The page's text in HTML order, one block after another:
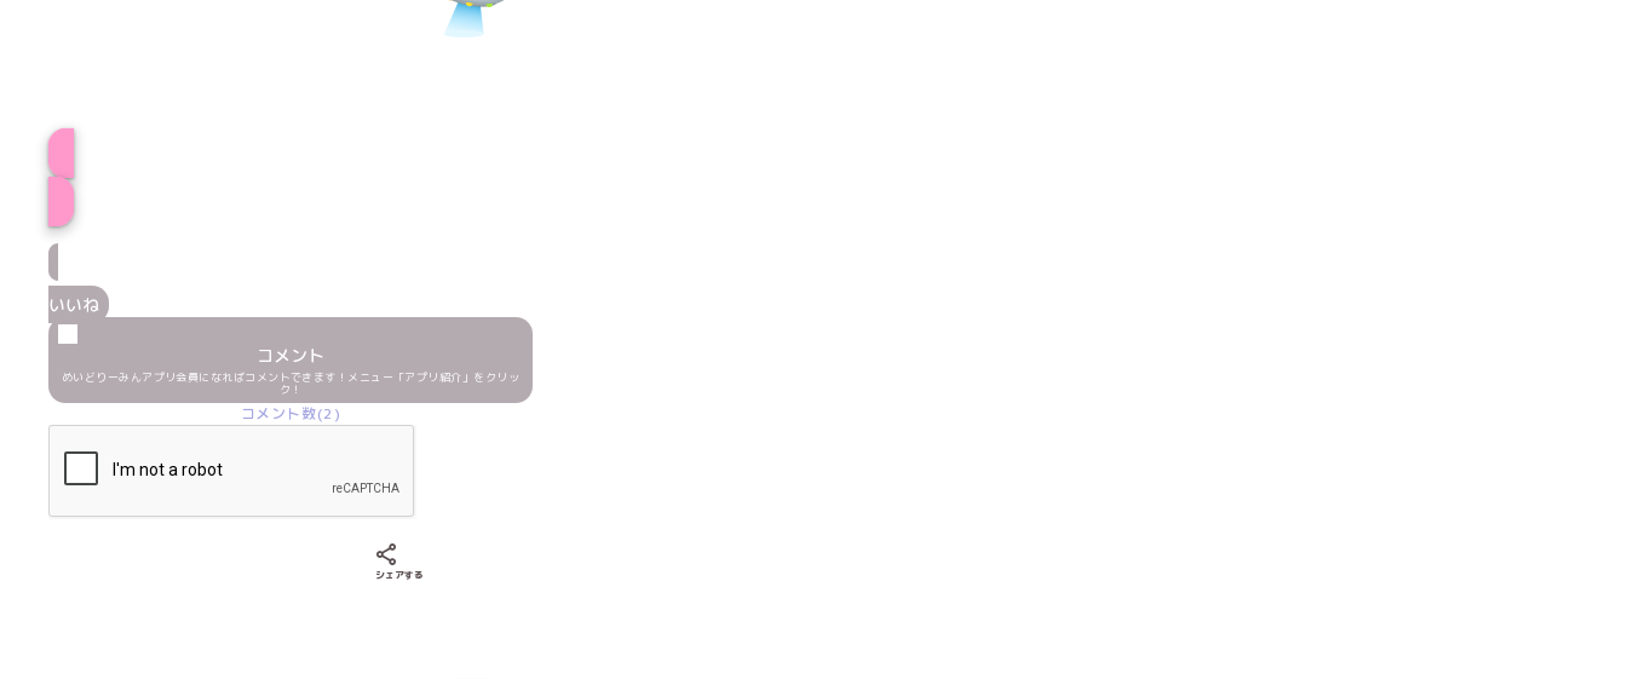
いいね
コメント
めいどりーみんアプリ会員になればコメントできます！メニュー「アプリ紹介」をクリッ
ク！
コメント数(2)
シェアする